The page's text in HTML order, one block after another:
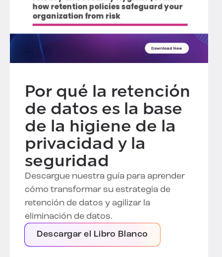
Por qué la retención
de datos es la base
de la higiene de la
privacidad y la
seguridad
Descargue nuestra guía para aprender
cómo transformar su estrategia de
retención de datos y agilizar la
eliminación de datos.
Descargar el Libro Blanco